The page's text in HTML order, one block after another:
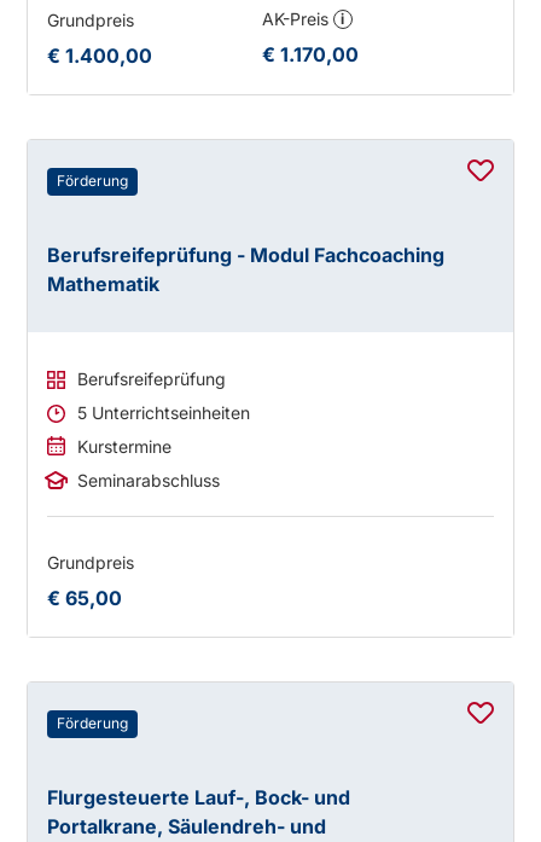
Grundpreis
€ 1.400,00
AK-Preis i
€ 1.170,00
Förderung
Berufsreifeprüfung - Modul Fachcoaching
Mathematik
Berufsreifeprüfung
5 Unterrichtseinheiten
Kurstermine
Seminarabschluss
Grundpreis
€ 65,00
Förderung
Flurgesteuerte Lauf-, Bock- und
Portalkrane, Säulendreh- und